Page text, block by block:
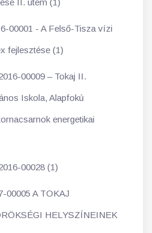
00001 - A Felső-Tisza vízi
fejlesztése (1)
00009 – Tokaj II.
Iskola, Alapfokú
energetikai
00028 (1)
00005 A TOKAJ
HELYSZÍNEINEK